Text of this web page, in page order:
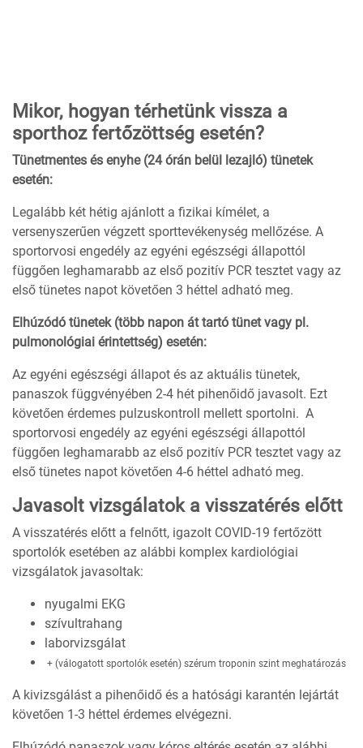
Mikor, hogyan térhetünk vissza a
sporthoz fertőzöttség esetén?
Tünetmentes és enyhe (24 órán belül lezajló) tünetek
esetén:
Legalább két hétig ajánlott a fizikai kímélet, a
versenyszerűen végzett sporttevékenység mellőzése. A
sportorvosi engedély az egyéni egészségi állapottól
függően leghamarabb az első pozitív PCR tesztet vagy az
első tünetes napot követően 3 héttel adható meg.
Elhúzódó tünetek (több napon át tartó tünet vagy pl.
pulmonológiai érintettség) esetén:
Az egyéni egészségi állapot és az aktuális tünetek,
panaszok függvényében 2-4 hét pihenőidő javasolt. Ezt
követően érdemes pulzuskontroll mellett sportolni. A
sportorvosi engedély az egyéni egészségi állapottól
függően leghamarabb az első pozitív PCR tesztet vagy az
első tünetes napot követően 4-6 héttel adható meg.
Javasolt vizsgálatok a visszatérés előtt
A visszatérés előtt a felnőtt, igazolt COVID-19 fertőzött
sportolók esetében az alábbi komplex kardiológiai
vizsgálatok javasoltak:
nyugalmi EKG
szívultrahang
laborvizsgálat
+ (válogatott sportolók esetén) szérum troponin szint meghatározás
A kivizsgálást a pihenőidő és a hatósági karantén lejártát
követően 1-3 héttel érdemes elvégezni.